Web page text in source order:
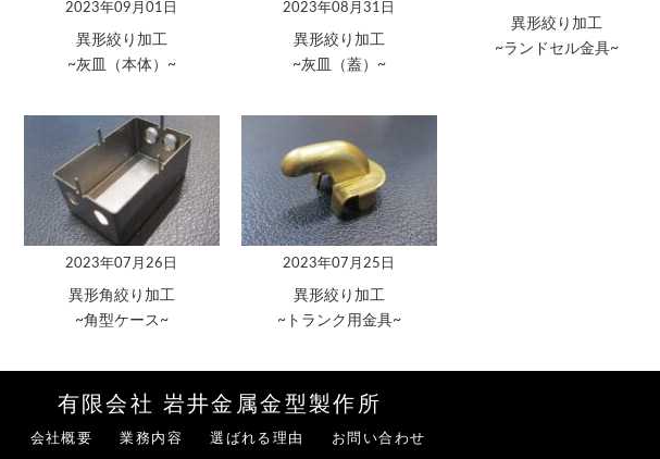
2023年09月01日
異形絞り加工
~灰皿（本体）~
2023年08月31日
異形絞り加工
~灰皿（蓋）~
異形絞り加工
~ランドセル金具~
2023年07月26日
異形角絞り加工
~角型ケース~
2023年07月25日
異形絞り加工
~トランク用金具~
有限会社 岩井金属金型製作所
会社概要 業務内容 選ばれる理由 お問い合わせ